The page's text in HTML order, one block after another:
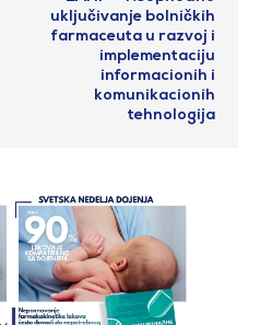
uključivanje bolničkih
farmaceuta u razvoj i
implementaciju
informacionih i
komunikacionih
tehnologija